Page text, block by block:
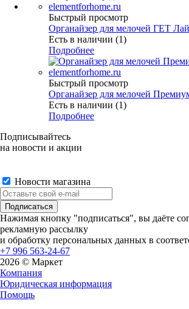
Быстрый просмотр
Органайзер для мелочей ГЕТ
Есть в наличии (1)
Подробнее
Быстрый просмотр
Органайзер для мелочей
Есть в наличии (1)
Подробнее
Подписывайтесь
на новости и акции
Новости магазина
Нажимая кнопку "подписаться", вы даёте
рекламную рассылку
и обработку персональных данных в
+7 996 563-24-67
2026 © Маркет
Компания
Юридическая информация
Помощь